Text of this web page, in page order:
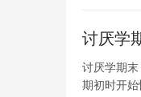
讨厌学
讨厌学期
期初时开